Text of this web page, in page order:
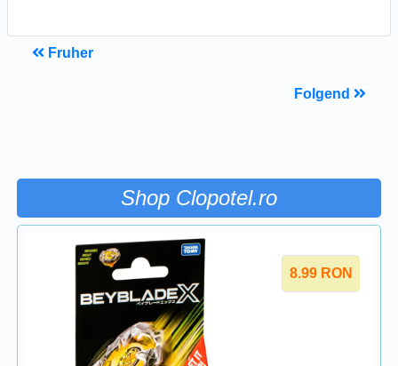
Fruher
Folgend
Shop Clopotel.ro
8.99 RON